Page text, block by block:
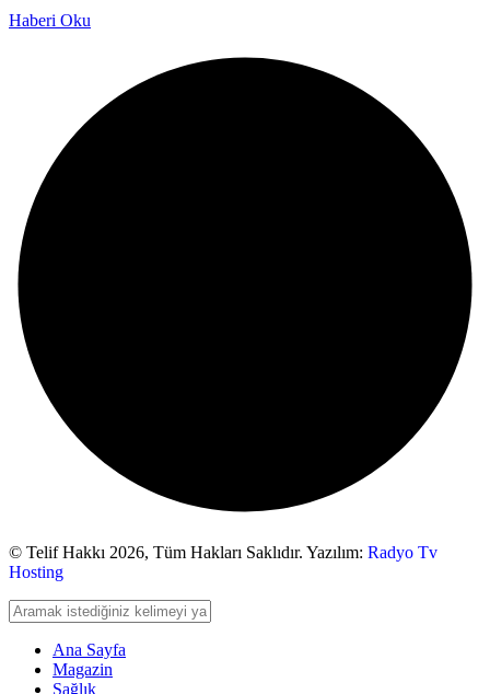
Haberi Oku
© Telif Hakkı 2026, Tüm Hakları Saklıdır. Yazılım: Radyo Tv
Hosting
Ana Sayfa
Magazin
Sağlık